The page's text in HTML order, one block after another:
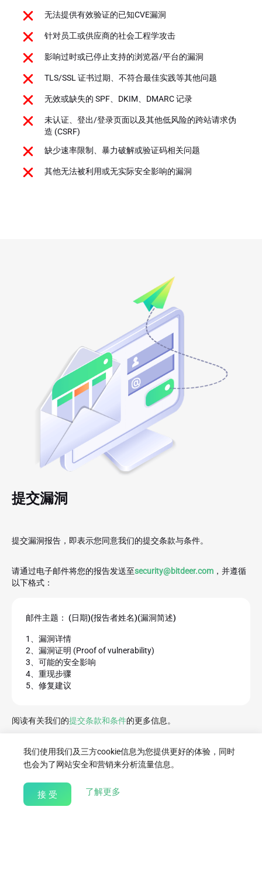
无法提供有效验证的已知CVE漏洞
针对员工或供应商的社会工程学攻击
影响过时或已停止支持的浏览器/平台的漏洞
TLS/SSL 证书过期、不符合最佳实践等其他问题
无效或缺失的 SPF、DKIM、DMARC 记录
未认证、登出/登录页面以及其他低风险的跨站请求伪
造 (CSRF)
缺少速率限制、暴力破解或验证码相关问题
其他无法被利用或无实际安全影响的漏洞
提交漏洞
提交漏洞报告，即表示您同意我们的提交条款与条件。
请通过电子邮件将您的报告发送至security@bitdeer.com ，并遵循
以下格式：
邮件主题： (日期)(报告者姓名)(漏洞简述)
1、漏洞详情
2、漏洞证明 (Proof of vulnerability)
3、可能的安全影响
4、重现步骤
5、修复建议
阅读有关我们的提交条款和条件的更多信息。
报告安全问题
我们使用我们及三方cookie信息为您提供更好的体验，同时
也会为了网站安全和营销来分析流量信息。
接 受 了解更多